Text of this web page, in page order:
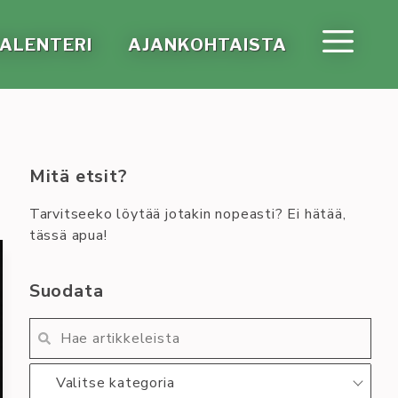
AJAN­KOH­TAIS­TA
Mitä etsit?
Tarvitseeko löytää jotakin nopeasti? Ei hätää,
tässä apua!
Suodata
Valitse kategoria